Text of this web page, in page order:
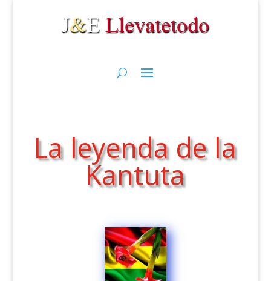
La leyenda de la
Kantuta